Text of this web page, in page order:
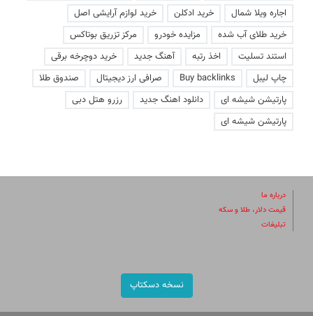
اجاره ویلا شمال
خرید ادکلن
خرید لوازم آرایشی اصل
خرید طلای آب شده
مزایده خودرو
مرکز تزریق بوتاکس
استند تسلیت
اخذ رتبه آهنگ جدید
خرید دوچرخه برقی
چاپ لیبل
Buy backlinks صرافی ارز دیجیتال
صندوق طلا
پارتیشن شیشه ای
دانلود اهنگ جدید
رزرو هتل دبی
پارتیشن شیشه ای
درباره ما
قیمت دلار، طلا و سکه
تبلیغات
نسخه دسکتاپ